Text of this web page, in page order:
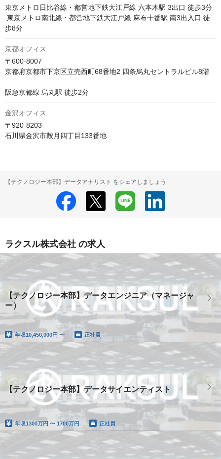
東京メトロ日比谷線・都営地下鉄大江戸線 六本木駅 3出口 徒歩3分
歩8分
京都オフィス
〒600-8007
京都府京都市下京区立売西町68番地2 四条烏丸セントラルビル8階
阪急京都線 烏丸駅 徒歩2分
金沢オフィス
〒920-8203
石川県金沢市鞍月四丁目133番地
【テクノロジー本部】データアナリスト をシェアしましょう
ラクスル株式会社 の求人
【テクノロジー本部】データエンジニア（マネージャ
ー）
年収10,450,000円 〜 正社員
【テクノロジー本部】データサイエンティスト
年収1300万円 〜 1700万円 正社員